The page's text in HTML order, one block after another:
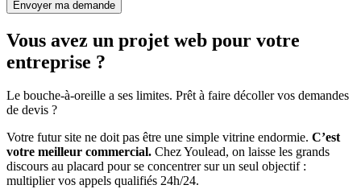
Vous avez un projet web pour votre
entreprise ?
Le bouche-à-oreille a ses limites. Prêt à faire décoller vos demandes
de devis ?
Votre futur site ne doit pas être une simple vitrine endormie. C’est
votre meilleur commercial. Chez Youlead, on laisse les grands
discours au placard pour se concentrer sur un seul objectif :
multiplier vos appels qualifiés 24h/24.